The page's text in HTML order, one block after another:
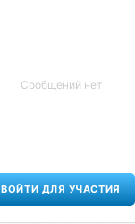
Сообщений нет
ВОЙТИ ДЛЯ УЧАСТИЯ